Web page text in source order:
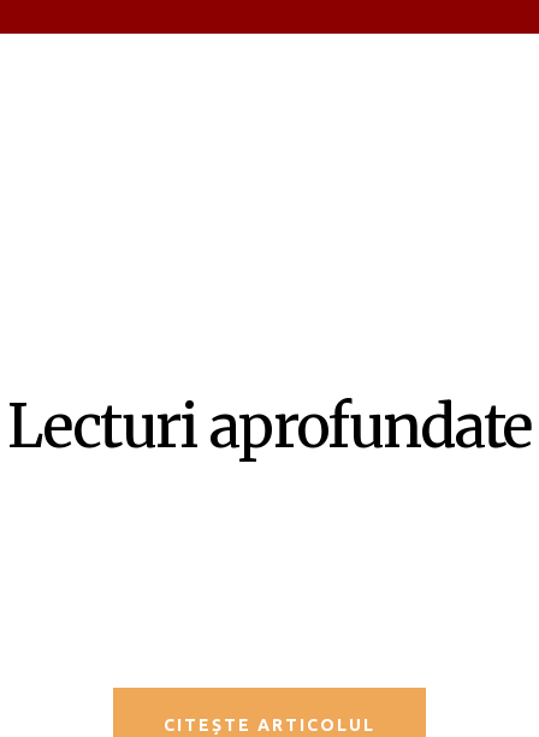
Lecturi aprofundate
CITEȘTE ARTICOLUL